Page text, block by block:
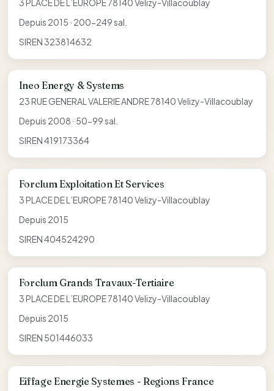
3 PLACE DE L’EUROPE 78140 Velizy-Villacoublay
Depuis 2015 · 200-249 sal.
SIREN 323814632
Ineo Energy & Systems
23 RUE GENERAL VALERIE ANDRE 78140 Velizy-Villacoublay
Depuis 2008 · 50-99 sal.
SIREN 419173364
Forclum Exploitation Et Services
3 PLACE DE L’EUROPE 78140 Velizy-Villacoublay
Depuis 2015
SIREN 404524290
Forclum Grands Travaux-Tertiaire
3 PLACE DE L’EUROPE 78140 Velizy-Villacoublay
Depuis 2015
SIREN 501446033
Eiffage Energie Systemes - Regions France